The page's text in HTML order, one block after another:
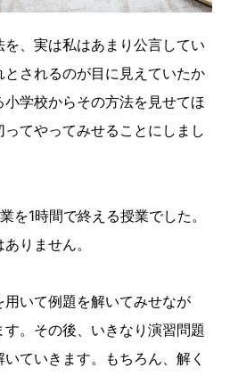
、実は私はあまり公言してい
とされるのが目に見えていたか
学校からその方法を見せてほ
てやってみせることにしまし
を1時間で終える授業でした。
りません。
用いて例題を解いてみせなが
。その後、いきなり演習問題
ていきます。もちろん、解く